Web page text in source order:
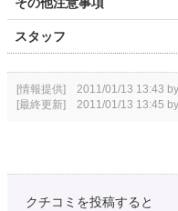
その他注意事項
スタッフ
[情報提供] 2011/01/13 13:43 by
[最終更新] 2011/01/13 13:45 by
クチコミを投稿すると